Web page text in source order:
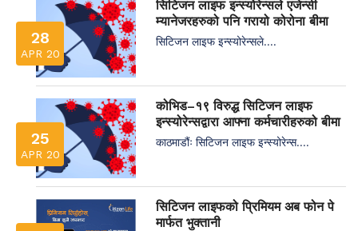
28
APR 20
सिटिजन लाइफ इन्स्योरेन्सले एजेन्सी
म्यानेजरहरुको पनि गरायो कोरोना बीमा
सिटिजन लाइफ इन्स्योरेन्सले....
25
APR 20
कोभिड–१९ विरुद्ध सिटिजन लाइफ
इन्स्योरेन्सद्वारा आफ्ना कर्मचारीहरुको बीमा
काठमाडौंः सिटिजन लाइफ इन्स्योरेन्स....
सिटिजन लाइफको प्रिमियम अब फोन पे
मार्फत भुक्तानी